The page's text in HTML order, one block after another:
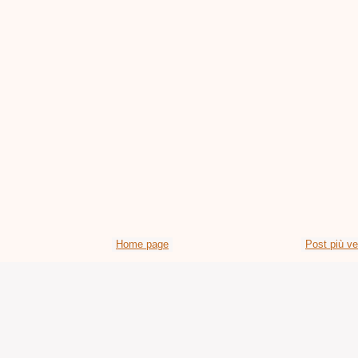
Post più
Home page